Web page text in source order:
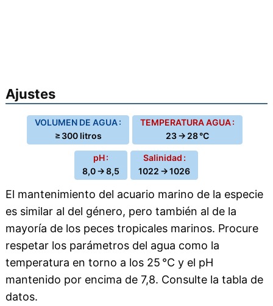
Ajustes
VOLUMEN DE AGUA :
≥ 300 litros
TEMPERATURA AGUA :
23 → 28 °C
pH :
8,0 → 8,5
Salinidad :
1022 → 1026
El mantenimiento del acuario marino de la especie
es similar al del género, pero también al de la
mayoría de los peces tropicales marinos. Procure
respetar los parámetros del agua como la
temperatura en torno a los 25 °C y el pH
mantenido por encima de 7,8. Consulte la tabla de
datos.